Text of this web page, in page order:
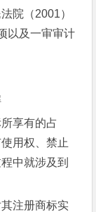
院（2001）
以及一审审计
享有的占
用权、禁止
中就涉及到
注册商标实